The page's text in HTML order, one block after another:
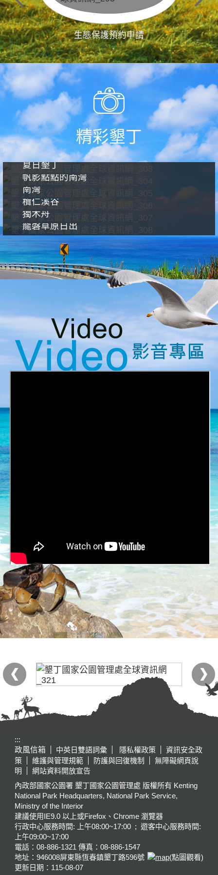
生態保護預約申請
精彩墾丁
夏日墾丁
帆影點點的南灣
南灣
欖仁溪谷
獨木舟
龍磐草原日出
:::
政風信箱
中英日雙語詞彙 隱私權政策
資訊安全政
策
維護與管理規範 防護與回復機制
無障礙網頁說
明
網站資料開放宣告
內政部國家公園署 墾丁國家公園管理處 版權所有 Kenting
National Park Headquarters, National Park Service,
Ministry of the Interior
建議使用IE9.0 以上或Firefox、Chrome 瀏覽器
行政中心服務時間: 上午08:00~17:00 ; 遊客中心服務時間:
上午09:00~17:00
電話：08-886-1321 傳真：08-886-1547
地址：946008屏東縣恆春鎮墾丁路596號
(點圖觀看)
更新日期： 115-08-07